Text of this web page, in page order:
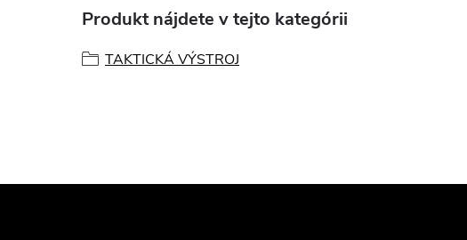
Produkt nájdete v tejto kategórii
TAKTICKÁ VÝSTROJ